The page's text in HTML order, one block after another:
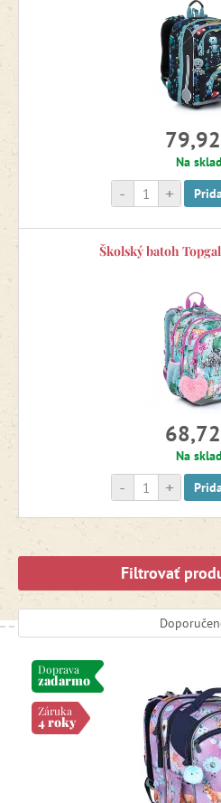
Batohy pre predškolákov
Školské batohy a aktovky podľa
Školské batohy a aktovky so 4-
Pitie a boxy na desiatu
Detské batohy na výlety
Na
+
-
Školský batoh
Na
+
-
Filtrovať
Doprava
zadarmo
Záruka
4 roky